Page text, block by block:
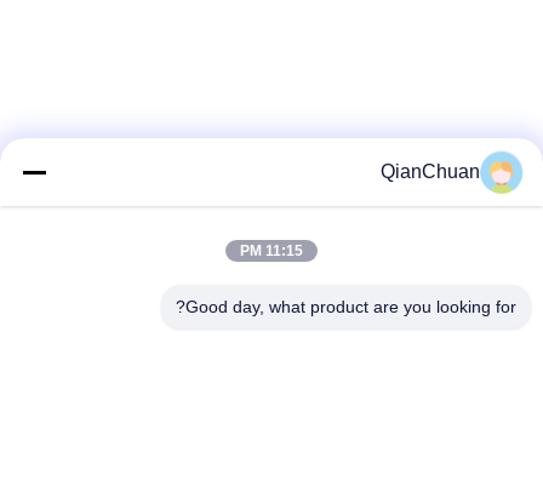
QianChuan
11:15 PM
Good day, what product are you looking for?